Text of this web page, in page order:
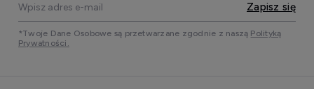
Zapisz się
*Twoje Dane Osobowe są przetwarzane zgodnie z naszą Polityką
Prywatności.